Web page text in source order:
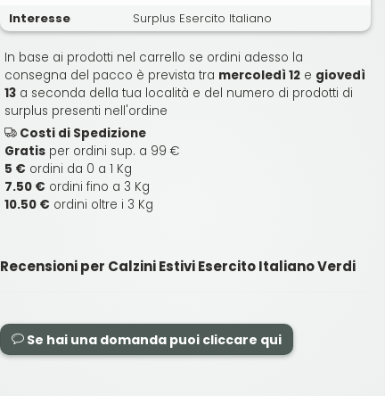
Interesse
Surplus Esercito Italiano
In base ai prodotti nel carrello se ordini adesso la
consegna del pacco è prevista tra mercoledì 12 e giovedì
13 a seconda della tua località e del numero di prodotti di
surplus presenti nell'ordine
Costi di Spedizione
Gratis per ordini sup. a 99 €
5 € ordini da 0 a 1 Kg
7.50 € ordini fino a 3 Kg
10.50 € ordini oltre i 3 Kg
Recensioni per Calzini Estivi Esercito Italiano Verdi
Se hai una domanda puoi cliccare qui